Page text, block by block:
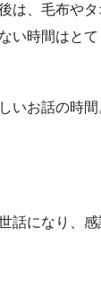
は、毛布や
い時間はと
いお話の時
話になり、感